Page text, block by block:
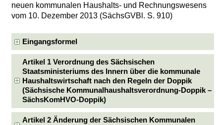
neuen kommunalen Haushalts- und Rechnungswesens
vom 10. Dezember 2013 (SächsGVBl. S. 910)
Eingangsformel
Artikel 1 Verordnung des Sächsischen
Staatsministeriums des Innern über die kommunale
Haushaltswirtschaft nach den Regeln der Doppik
(Sächsische Kommunalhaushaltsverordnung-Doppik –
SächsKomHVO-Doppik)
Artikel 2 Änderung der Sächsischen Kommunalen